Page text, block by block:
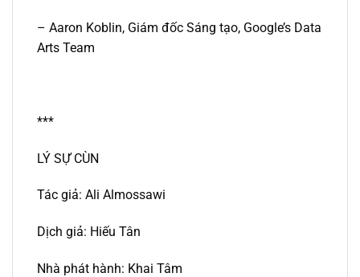
– Aaron Koblin, Giám đốc Sáng tạo, Google’s Data
Arts Team
***
LÝ SỰ CÙN
Tác giả: Ali Almossawi
Dịch giả: Hiếu Tân
Nhà phát hành: Khai Tâm